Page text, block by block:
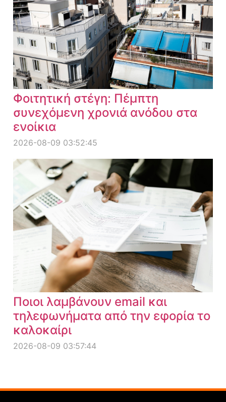
Φοιτητική στέγη: Πέμπτη
συνεχόμενη χρονιά ανόδου στα
ενοίκια
2026-08-09 03:52:45
Ποιοι λαμβάνουν email και
τηλεφωνήματα από την εφορία το
καλοκαίρι
2026-08-09 03:57:44